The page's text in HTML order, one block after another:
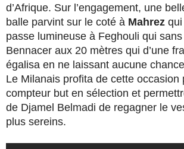
d’Afrique. Sur l’engagement, une
balle parvint sur le coté à Mahrez
passe lumineuse à Feghouli qui
Bennacer aux 20 mètres qui d’une
égalisa en ne laissant aucune
Le Milanais profita de cette occasion
compteur but en sélection et
de Djamel Belmadi de regagner le
plus sereins.